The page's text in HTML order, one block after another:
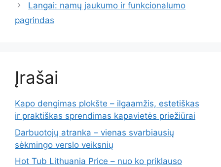
Langai: namų jaukumo ir funkcionalumo
pagrindas
Įrašai
Kapo dengimas plokšte – ilgaamžis, estetiškas
ir praktiškas sprendimas kapavietės priežiūrai
Darbuotojų atranka – vienas svarbiausių
sėkmingo verslo veiksnių
Hot Tub Lithuania Price – nuo ko priklauso